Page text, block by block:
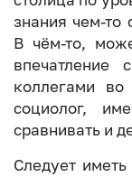
знания чем-то
В чём-то,
впечатление
коллегами
социолог,
сравнивать и
Следует